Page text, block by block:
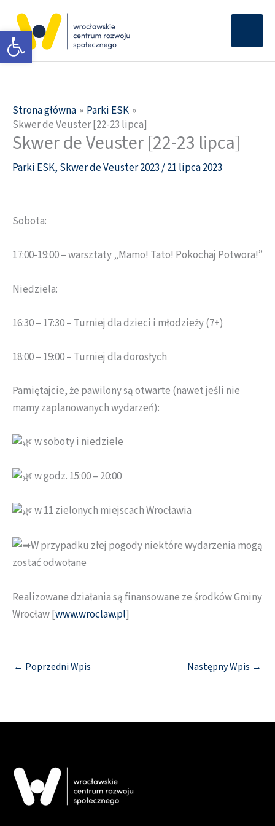
Otwórz pasek narzędzi
treści
Strona główna
Parki ESK
Skwer de Veuster [22-23 lipca]
Skwer de Veuster [22-23 lipca]
Parki ESK, Skwer de Veuster 2023/21 lipca 2023
Sobota:
17:00-19:00 – warsztaty „Mamo! Tato! Pokochaj Potwora!”
Niedziela:
16:30 – 17:30 – Turniej dla dzieci i młodzieży (7+)
18:00 – 19:00 – Turniej dla dorosłych
Pamiętajcie, że pawilony są otwarte (nawet jeśli nie
mamy zaplanowanych wydarzeń):
w soboty i niedziele
w godz. 15:00 – 20:00
w 11 zielonych miejscach Wrocławia
W przypadku złej pogody niektóre wydarzenia mogą
zostać odwołane
Realizowane działania są finansowane ze środków Gminy
Wrocław [www.wroclaw.pl]
← Poprzedni Wpis Następny Wpis →